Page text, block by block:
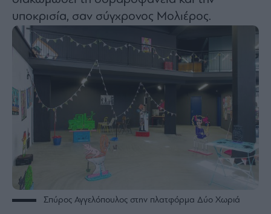
Fashion
&
Art
Watches
Yachts
Table
For
Two
Μετοχές
Αγορές
Trader's
υποκρισία, σαν σύγχρονος Μολιέρος.
Σπύρος Αγγελόπουλος στην πλατφόρμα Δύο Χωριά